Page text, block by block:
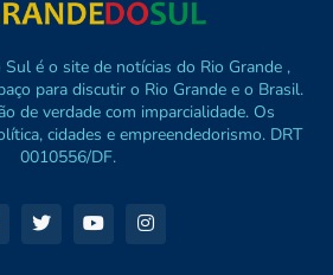
é o site de notícias do Rio Grande ,
para discutir o Rio Grande e o Brasil.
de verdade com imparcialidade. Os
cidades e empreendedorismo. DRT
0010556/DF.